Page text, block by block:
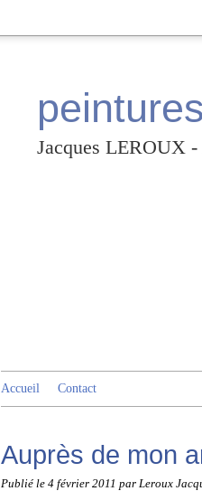
Jacques LEROUX
Accueil Contact
Auprès de mon
Publié le 4 février 2011 par Leroux